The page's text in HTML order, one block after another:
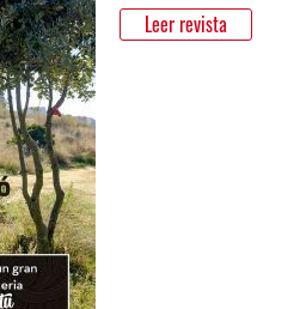
Leer revista